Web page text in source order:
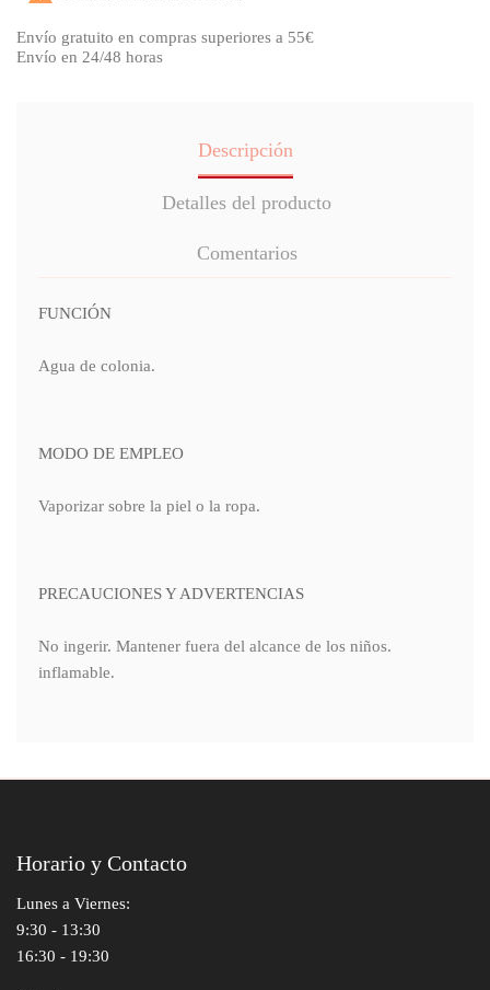
Envío gratuito en compras superiores a 55€
Envío en 24/48 horas
Descripción
Detalles del producto
Comentarios
FUNCIÓN
Agua de colonia.
MODO DE EMPLEO
Vaporizar sobre la piel o la ropa.
PRECAUCIONES Y ADVERTENCIAS
No ingerir. Mantener fuera del alcance de los niños.
inflamable.
Horario y Contacto
Lunes a Viernes:
9:30 - 13:30
16:30 - 19:30